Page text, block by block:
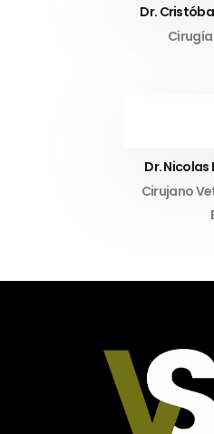
Dr.
Dr.
Cirujano